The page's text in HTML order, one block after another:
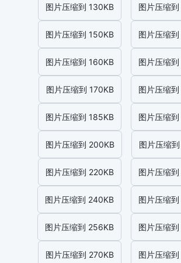
图片压缩到 130KB 图片压缩
图片压缩到 150KB 图片压缩
图片压缩到 160KB 图片压缩
图片压缩到 170KB 图片压缩
图片压缩到 185KB 图片压缩
图片压缩到 200KB 图片压缩
图片压缩到 220KB 图片压缩
图片压缩到 240KB 图片压缩
图片压缩到 256KB 图片压缩
图片压缩到 270KB 图片压缩